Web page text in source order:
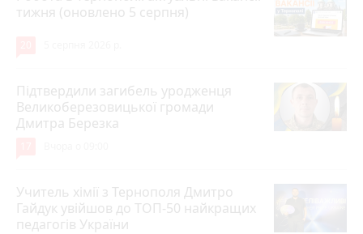
тижня (оновлено 5 серпня)
Підтвердили загибель уродженця
Великоберезовицької громади
Дмитра Березка
Учитель хімії з Тернополя Дмитро
Гайдук увійшов до ТОП-50 найкращих
педагогів України